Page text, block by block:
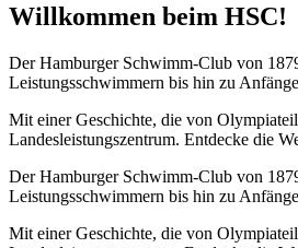
Willkommen beim HSC!
Der Hamburger Schwimm-Club von
Leistungsschwimmern bis hin zu
Mit einer Geschichte, die von
Landesleistungszentrum. Entdecke die
Der Hamburger Schwimm-Club von
Leistungsschwimmern bis hin zu
Mit einer Geschichte, die von